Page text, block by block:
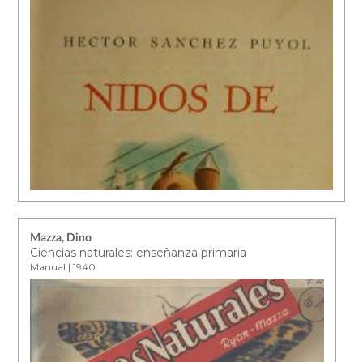
Mazza, Dino
Ciencias naturales: enseñanza primaria
Manual | 1940